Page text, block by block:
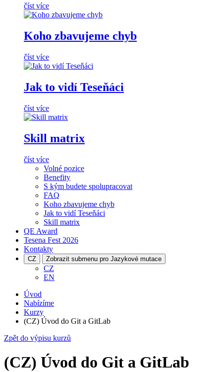
číst více
Koho zbavujeme chyb
číst více
Jak to vidí Teseňáci
číst více
Skill matrix
číst více
Volné pozice
Benefity
S kým budete spolupracovat
FAQ
Koho zbavujeme chyb
Jak to vidí Teseňáci
Skill matrix
QE Award
Tesena Fest 2026
Kontakty
CZ Zobrazit submenu pro Jazykové mutace
CZ
EN
Úvod
Nabízíme
Kurzy
(CZ) Úvod do Git a GitLab
Zpět do výpisu kurzů
(CZ) Úvod do Git a GitLab